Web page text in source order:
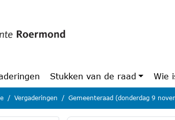
Stukken van de raad Wie
Vergaderingen Gemeenteraad (donderdag 9